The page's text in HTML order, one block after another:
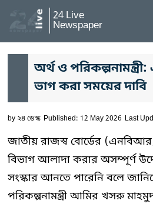
24 Live
Newspaper
অর্থ ও
ভাগ করা সময়ের দাবি
by২৪ ডেস্ক Published: 12 May 2026 Last
জাতীয় রাজস্ব বোর্ডের
বিভাগ আলাদা করার অসম্পূর্ণ
সংস্কার আনতে পারেনি বলে
পরিকল্পনামন্ত্রী আমির খসরু